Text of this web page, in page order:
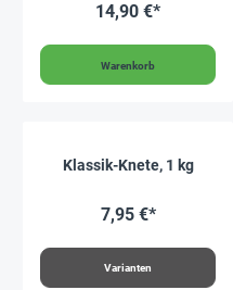
14,90 €*
Warenkorb
Klassik-Knete, 1 kg
7,95 €*
Varianten